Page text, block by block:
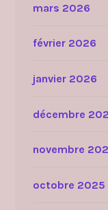
mars 2026
février 2026
janvier 2026
décembre
novembre
octobre 2025